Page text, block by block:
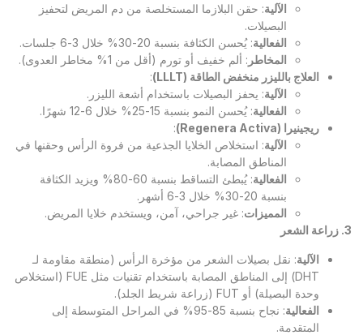
الآلية: حقن البلازما المستخلصة من دم المريض لتحفيز
البصيلات.
الفعالية: يُحسن الكثافة بنسبة 20-30% خلال 3-6 جلسات.
المخاطر : ألم خفيف أو تورم (أقل من 1% مخاطر العدوى).
العلاج بالليزر منخفض الطاقة (LLLT
)
:
الآلية: يحفز البصيلات باستخدام أشعة الليزر.
الفعالية: يُحسن النمو بنسبة 15-25% خلال 6-12 شهرًا.
ريجينيرا (Regenera Activa
)
:
الآلية: استخلاص الخلايا الجذعية من فروة الرأس وحقنها في
المناطق المصابة.
الفعالية
: يُبطئ التساقط بنسبة 60-80% ويزيد الكثافة
بنسبة 20-30% خلال 3-6 أشهر.
المميزات: غير جراحي، آمن، ويستخدم خلايا المريض.
3. زراعة الشعر
الآلية: نقل بصيلات الشعر من مؤخرة الرأس (منطقة مقاومة لـ
DHT) إلى المناطق المصابة باستخدام تقنيات مثل FUE (استخلاص
وحدة البصيلة) أو FUT (زراعة شريط الجلد).
الفعالية
: نجاح بنسبة 85-95% في المراحل المتوسطة إلى
المتقدمة.